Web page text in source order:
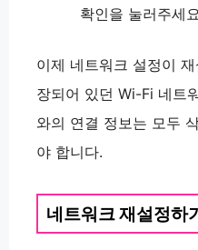
확인을 눌러주세
이제 네트워크 설정이
장되어 있던 Wi-Fi 네트
와의 연결 정보는 모두
야 합니다.
네트워크 재설정하